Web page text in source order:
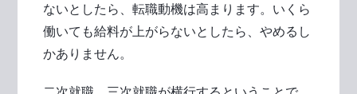
ないとしたら、転職動機は高まります。いくら
働いても給料が上がらないとしたら、やめるし
かありません。